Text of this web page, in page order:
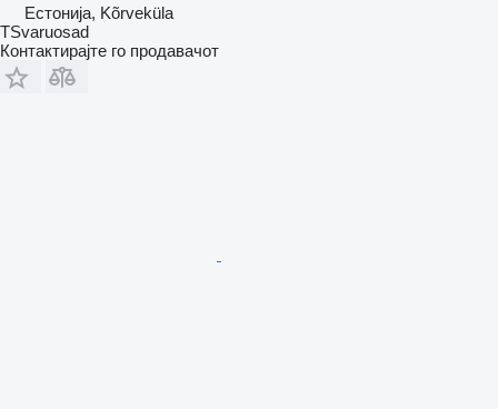
Естонија, Kõrveküla
TSvaruosad
Контактирајте го продавачот